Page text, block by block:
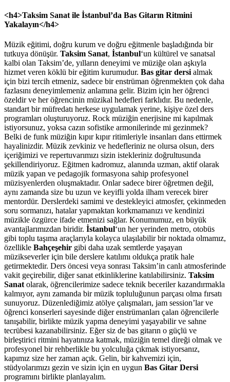
<h4>Taksim Sanat ile İstanbul’da Bas Gitarın Ritmini
Yakalayın</h4>
Müzik eğitimi, doğru kurum ve doğru eğitmenle başladığında bir
tutkuya dönüşür. Taksim Sanat, İstanbul‘un kültürel ve sanatsal
kalbi olan Taksim’de, yılların deneyimi ve müziğe olan aşkıyla
hizmet veren köklü bir eğitim kurumudur. Bas gitar dersialmak
için bizi tercih etmeniz, sadece bir enstrüman öğrenmekten çok daha
fazlasını deneyimlemeniz anlamına gelir. Bizim için her öğrenci
özeldir ve her öğrencinin müzikal hedefleri farklıdır. Bu nedenle,
standart bir müfredatı herkese uygulamak yerine, kişiye özel ders
programları oluşturuyoruz. Rock müziğin enerjisine mi kapılmak
istiyorsunuz, yoksa cazın sofistike armonilerinde mi gezinmek?
Belki de funk müziğin kıpır kıpır ritimleriyle insanları dans ettirmek
hayalinizdir. Müzik zevkiniz ve hedefleriniz ne olursa olsun, ders
içeriğimizi ve repertuvarımızı sizin istekleriniz doğrultusunda
şekillendiriyoruz. Eğitmen kadromuz, alanında uzman, aktif olarak
müzik yapan ve pedagojik formasyona sahip profesyonel
müzisyenlerden oluşmaktadır. Onlar sadece birer öğretmen değil,
aynı zamanda size bu uzun ve keyifli yolda ilham verecek birer
mentordür. Derslerdeki samimi ve destekleyici atmosfer, çekinmeden
soru sormanızı, hatalar yapmaktan korkmamanızı ve kendinizi
müzikle özgürce ifade etmenizi sağlar. Konumumuz, en büyük
avantajlarımızdan biridir. İstanbul‘un her yerinden metro, otobüs
gibi toplu taşıma araçlarıyla kolayca ulaşılabilir bir noktada olmamız,
özellikle Bahçeşehir gibi daha uzak semtlerde yaşayan
müzikseverler için bile derslere katılımı oldukça pratik hale
getirmektedir. Ders öncesi veya sonrası Taksim’in canlı atmosferinde
vakit geçirebilir, diğer sanat etkinliklerine katılabilirsiniz. Taksim
Sanatolarak, öğrencilerimize sadece teknik beceriler kazandırmakla
kalmıyor, aynı zamanda bir müzik topluluğunun parçası olma fırsatı
sunuyoruz. Düzenlediğimiz atölye çalışmaları, jam session’lar ve
öğrenci konserleri sayesinde diğer enstrümanları çalan öğrencilerle
tanışabilir, birlikte müzik yapma deneyimi yaşayabilir ve sahne
tecrübesi kazanabilirsiniz. Eğer siz de bas gitarın o güçlü ve
birleştirici ritmini hayatınıza katmak, müziğin temel direği olmak ve
profesyonel bir rehberlikle bu yolculuğa çıkmak istiyorsanız,
kapımız size her zaman açık. Gelin, bir kahvemizi için,
stüdyolarımızı gezin ve sizin için en uygun Bas Gitar Dersi
programını birlikte planlayalım.